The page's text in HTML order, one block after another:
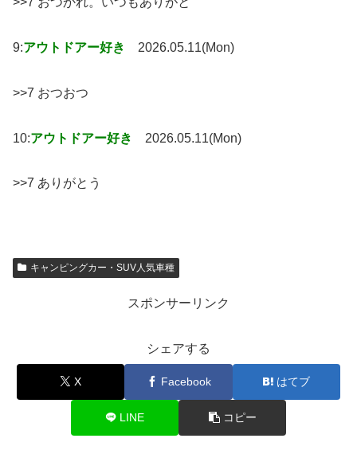
9:アウトドアー好き 2026.05.11(Mon)
>>7 おつおつ
10:アウトドアー好き 2026.05.11(Mon)
>>7 ありがとう
キャンピングカー・SUV人気車種
スポンサーリンク
シェアする
X Facebook はてブ
LINE コピー